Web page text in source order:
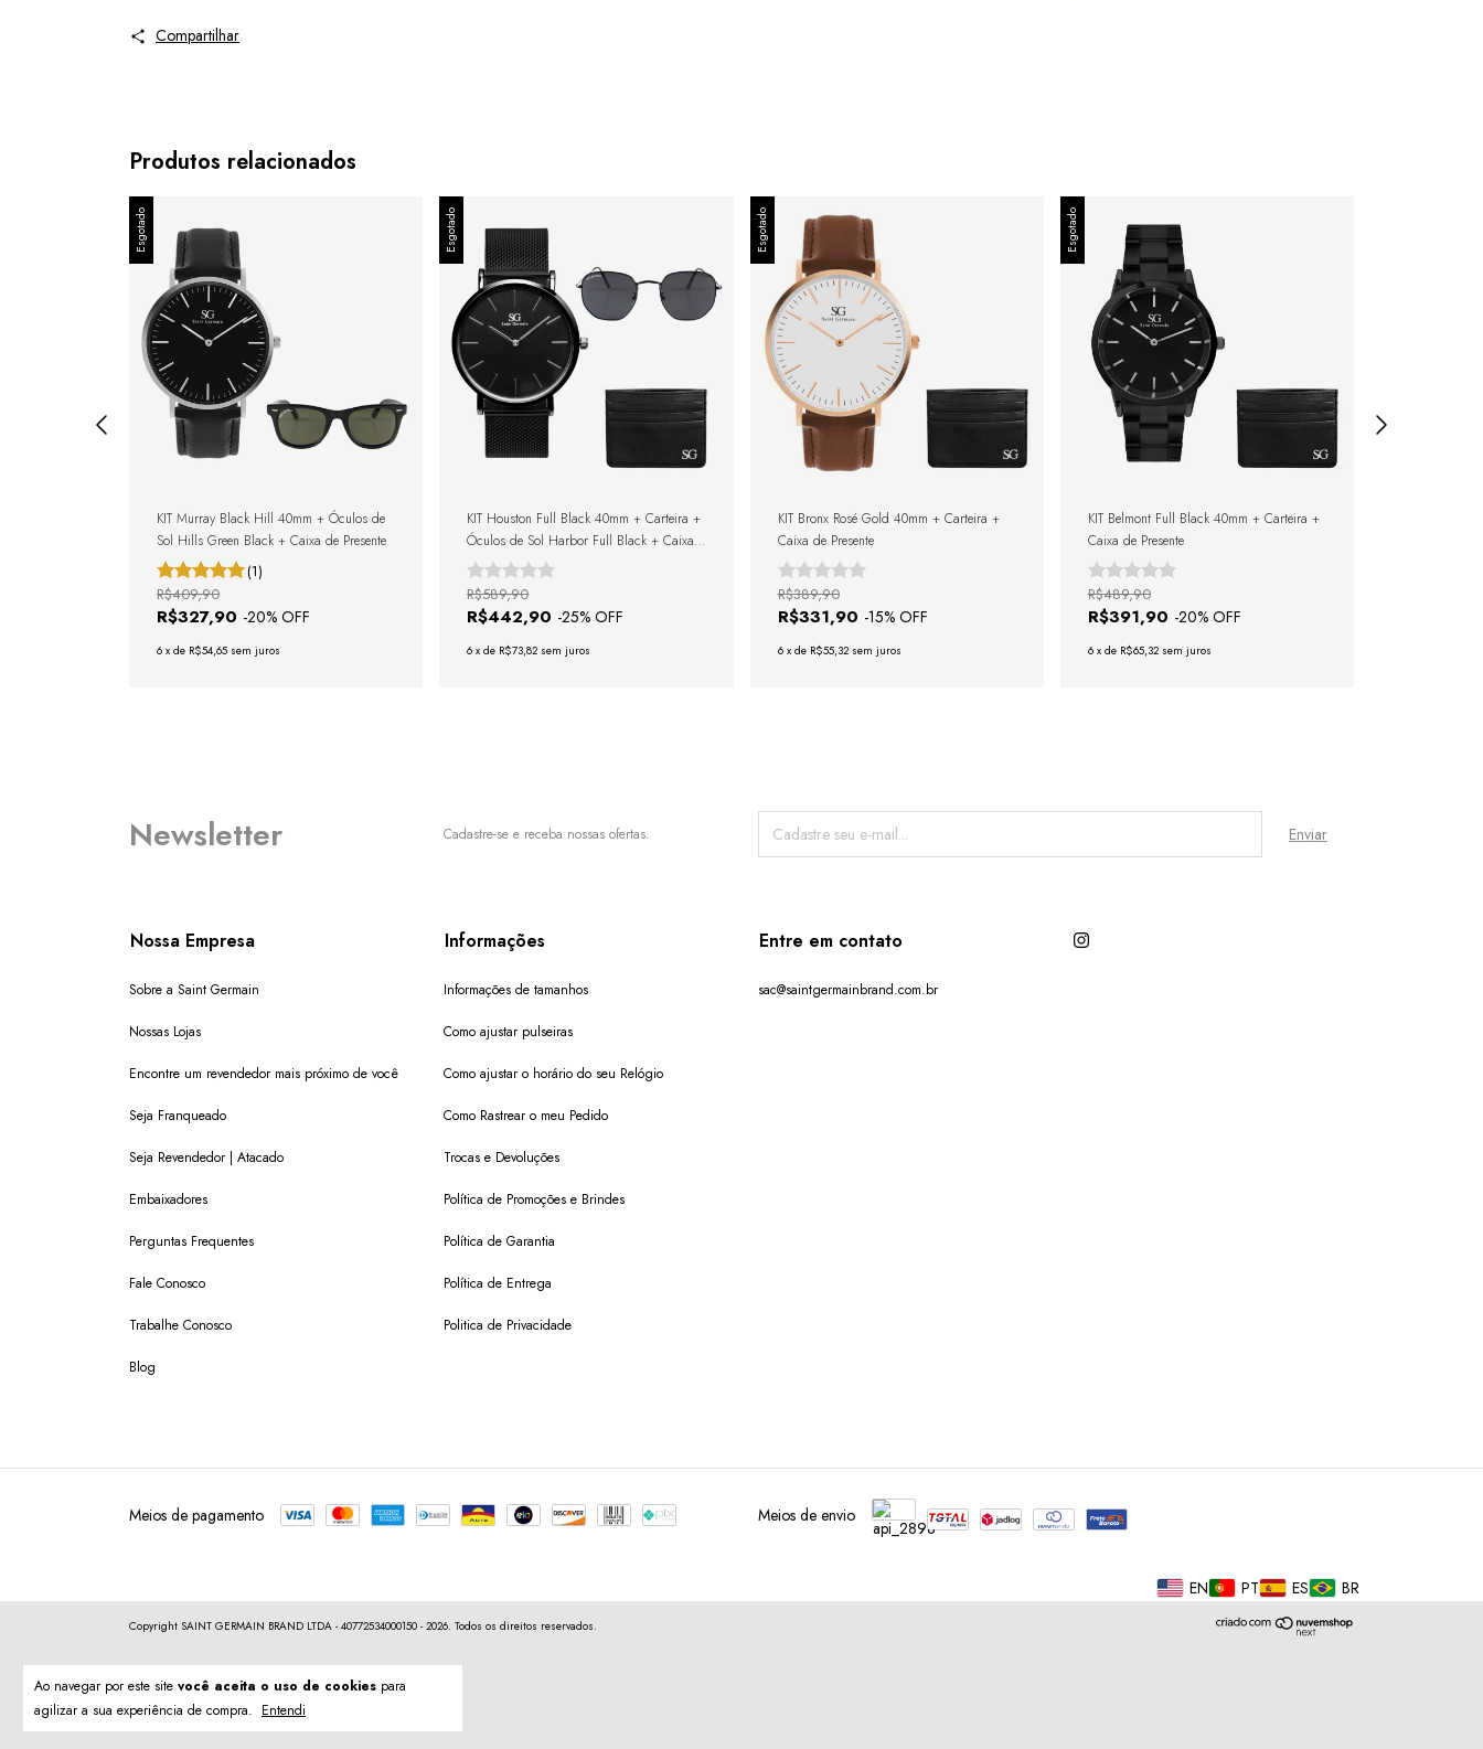
Ao navegar por este site você aceita o uso de cookies para
agilizar a sua experiência de compra. Entendi
Compartilhar
Produtos relacionados
Esgotado
KIT Murray Black Hill 40mm + Óculos de
Sol Hills Green Black + Caixa de Presente
(1)
R$327,90 -20% OFF
R$409,90
6 x de R$54,65 sem juros
Esgotado
KIT Houston Full Black 40mm + Carteira +
Óculos de Sol Harbor Full Black + Caixa
De Presente
R$442,90 -25% OFF
R$589,90
6 xde R$73,82 sem juros
Esgotado
KIT Bronx Rosé Gold 40mm + Carteira +
Caixa de Presente
R$331,90 -15% OFF
R$389,90
6 x de R$55,32 sem juros
Esgotado
KIT Belmont Full Black 40mm + Carteira +
Caixa de Presente
R$391,90 -20% OFF
R$489,90
6 x de R$65,32 sem juros
Newsletter Cadastre-se e receba nossas ofertas.
Nossa Empresa
Sobre a Saint Germain
Nossas Lojas
Encontre um revendedor mais próximo de você
Seja Franqueado
Seja Revendedor | Atacado
Embaixadores
Perguntas Frequentes
Fale Conosco
Trabalhe Conosco
Blog
Informações
Informações de tamanhos
Como ajustar pulseiras
Como ajustar o horário do seu Relógio
Como Rastrear o meu Pedido
Trocas e Devoluções
Política de Promoções e Brindes
Política de Garantia
Política de Entrega
Politica de Privacidade
Entre em contato
sac@saintgermainbrand.com.br
Meios de pagamento Meios de envio
EN PT ES BR
Copyright SAINT GERMAIN BRAND LTDA - 40772534000150 - 2026. Todos os direitos reservados.